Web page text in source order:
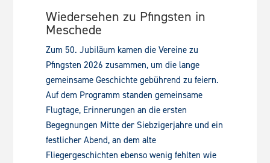
Wiedersehen zu Pfingsten in
Meschede
Zum 50. Jubiläum kamen die Vereine zu
Pfingsten 2026 zusammen, um die lange
gemeinsame Geschichte gebührend zu feiern.
Auf dem Programm standen gemeinsame
Flugtage, Erinnerungen an die ersten
Begegnungen Mitte der Siebzigerjahre und ein
festlicher Abend, an dem alte
Fliegergeschichten ebenso wenig fehlten wie